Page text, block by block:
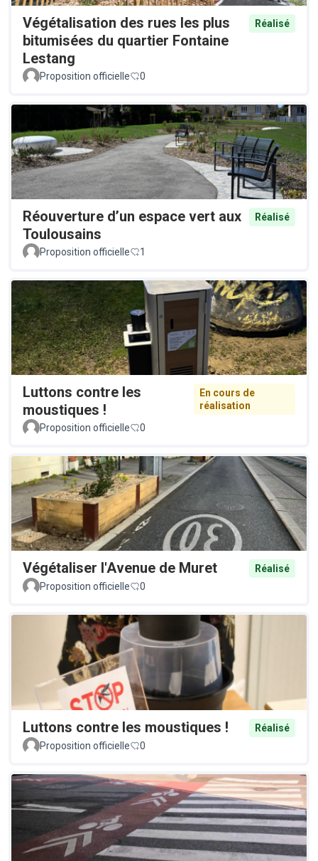
Végétalisation des rues les plus
bitumisées du quartier Fontaine
Lestang
Réalisé
Proposition officielle 0
Réouverture d’un espace vert aux
Toulousains
Réalisé
Proposition officielle 1
Luttons contre les
moustiques !
En cours de
réalisation
Proposition officielle
0
Végétaliser l'Avenue de Muret
Réalisé
Proposition officielle
0
Luttons contre les moustiques !
Réalisé
Proposition officielle
0